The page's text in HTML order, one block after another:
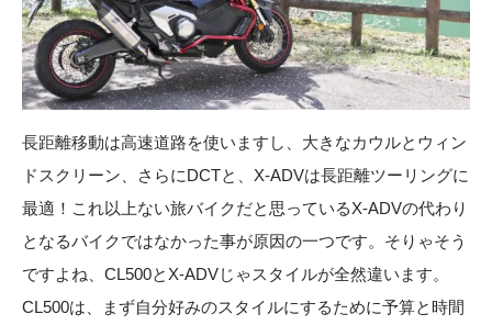
長距離移動は高速道路を使いますし、大きなカウルとウィン
ドスクリーン、さらにDCTと、X-ADVは長距離ツーリングに
最適！これ以上ない旅バイクだと思っているX-ADVの代わり
となるバイクではなかった事が原因の一つです。そりゃそう
ですよね、CL500とX-ADVじゃスタイルが全然違います。
CL500は、まず自分好みのスタイルにするために予算と時間